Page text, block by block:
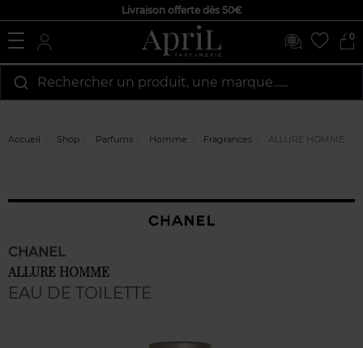
Livraison offerte dès 50€
0
Rechercher un produit, une marque…...
Accueil Shop Parfums Homme Fragrances ALLURE HOMME
CHANEL
ALLURE HOMME
EAU DE TOILETTE